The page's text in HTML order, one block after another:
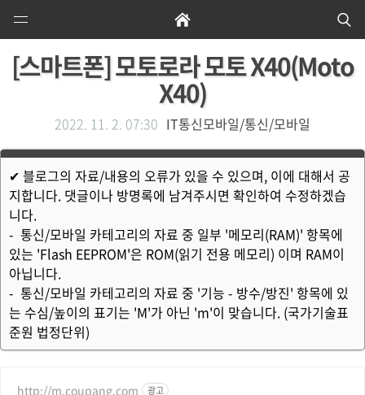
Open
Home
[스마트폰] 모토로라 모토 X40(Moto
X40)
2022. 11. 2. 07:30 IT통신모바일/통신/모바일
✔ 블로그의 자료/내용의 오류가 있을 수 있으며, 이에 대해서 공
지합니다. 댓글이나 방명록에 남겨주시면 확인하여 수정하겠습
니다.
- 통신/모바일 카테고리의 자료 중 일부 '메모리(RAM)' 항목에
있는 'Flash EEPROM'은 ROM(읽기 전용 메모리) 이며 RAM이
아닙니다.
- 통신/모바일 카테고리의 자료 중 '기능 - 방수/방진' 항목에 있
는 수심/높이의 표기는 'M'가 아닌 'm'이 맞습니다. (국가기술표
준원 법정단위)
http://m.coupang.com 광고